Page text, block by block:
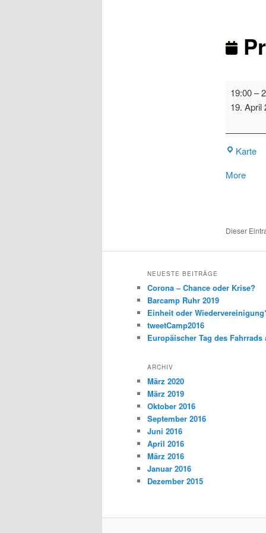
Probahn
Ruhr
19:00–
19. April
Karte
Moreabout
Dieser
NEUESTE BEITRÄGE
Corona – Chance oder Krise?
Barcamp Ruhr 2019
Einheit oder
tweetCamp2016
Europäischer Tag des Fahrrads
ARCHIV
März 2020
März 2019
Oktober 2016
September 2016
Juni 2016
April 2016
März 2016
Januar 2016
Dezember 2015